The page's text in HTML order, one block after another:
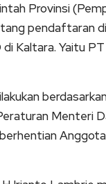
Provinsi
pendaftaran
di Kaltara. Yaitu
Menteri